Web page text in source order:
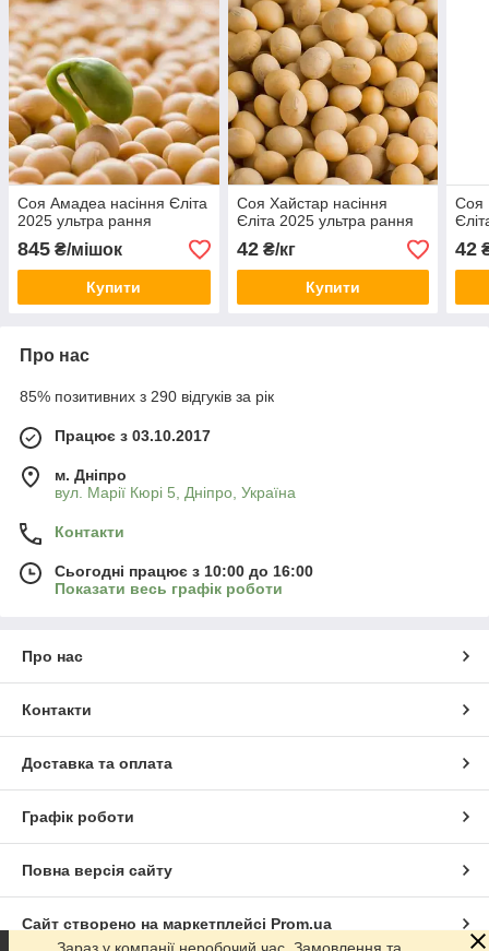
Соя Амадеа насіння Єліта
2025 ультра рання
845 ₴/мішок
Купити
Соя Хайстар насіння
Єліта 2025 ультра рання
42₴/кг
Купити
Соя
42
Про нас
85% позитивних з 290 відгуків за рік
Працює з 03.10.2017
м. Дніпро
вул. Марії Кюрі 5, Дніпро, Україна
Контакти
Сьогодні працює з 10:00 до 16:00
Показати весь графік роботи
Про нас
Контакти
Доставка та оплата
Графік роботи
Повна версія сайту
Сайт створено на маркетплейсі Prom.ua